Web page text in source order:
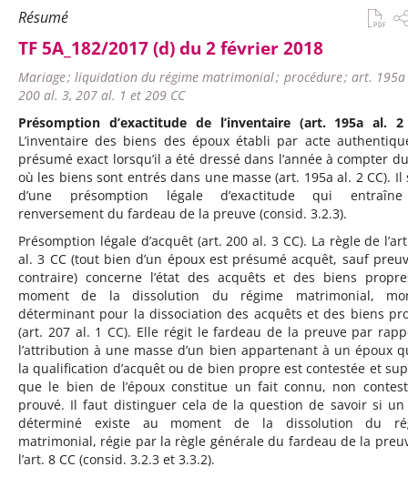
Résumé
TF 5A_182/2017 (d) du 2 février 2018
Mariage ; liquidation du régime matrimonial ; procédure ; art.
200 al. 3, 207 al. 1 et 209 CC
Présomption d’exactitude de l’inventaire (art. 195a al. 2
L’inventaire des biens des époux établi par acte
présumé exact lorsqu’il a été dressé dans l’année à compter
où les biens sont entrés dans une masse (art. 195a al. 2 CC). Il
d’une présomption légale d’exactitude qui
renversement du fardeau de la preuve (consid. 3.2.3).
Présomption légale d’acquêt (art. 200 al. 3 CC). La règle de
al. 3 CC (tout bien d’un époux est présumé acquêt, sauf
contraire) concerne l’état des acquêts et des biens
moment de la dissolution du régime matrimonial,
déterminant pour la dissociation des acquêts et des biens
(art. 207 al. 1 CC). Elle régit le fardeau de la preuve par
l’attribution à une masse d’un bien appartenant à un époux
la qualification d’acquêt ou de bien propre est contestée et
que le bien de l’époux constitue un fait connu, non
prouvé. Il faut distinguer cela de la question de savoir si
déterminé existe au moment de la dissolution du
matrimonial, régie par la règle générale du fardeau de la
l’art. 8 CC (consid. 3.2.3 et 3.3.2).